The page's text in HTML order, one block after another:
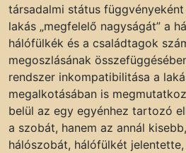
társadalmi státus
lakás „megfelelő nagyságát” a
hálófülkék és a családtagok
megoszlásának
rendszer inkompatibilitása a
megalkotásában is
belül az egy egyénhez tartozó
a szobát, hanem az annál
hálószobát, hálófülkét